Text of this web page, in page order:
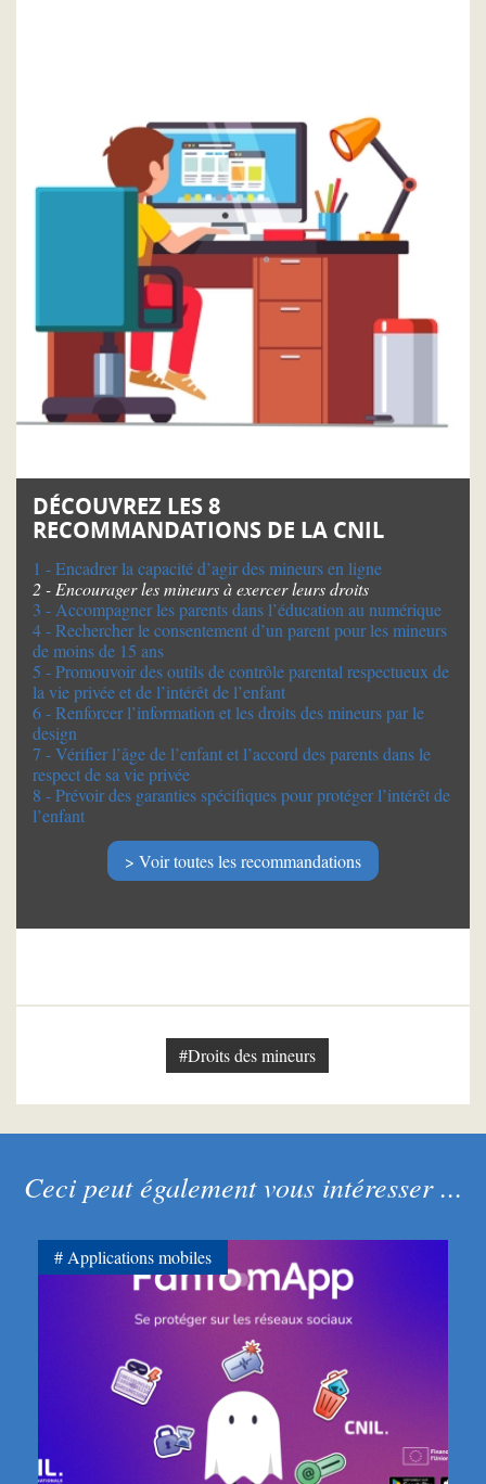
DÉCOUVREZ LES 8
RECOMMANDATIONS DE LA CNIL
1 - Encadrer la capacité d’agir des mineurs en ligne
2 - Encourager les mineurs à exercer leurs droits
3 - Accompagner les parents dans l’éducation au numérique
4 - Rechercher le consentement d’un parent pour les mineurs
de moins de 15 ans
5 - Promouvoir des outils de contrôle parental respectueux de
la vie privée et de l’intérêt de l’enfant
6 - Renforcer l’information et les droits des mineurs par le
design
7 - Vérifier l’âge de l’enfant et l’accord des parents dans le
respect de sa vie privée
8 - Prévoir des garanties spécifiques pour protéger l’intérêt de
l’enfant
Voir toutes les recommandations
#Droits des mineurs
Ceci peut également vous intéresser ...
Applications mobiles